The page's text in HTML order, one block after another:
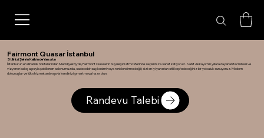
Fairmont Quasar İstanbul
Stilinizi Şehrin Kalbinde Yansıtın
İstanbul’un en dinamik noktalarından Mecidiyeköy’de, Fairmont Quasar’ın büyüleyici atmosferinde saçlarınıza sanat katıyoruz. Sabit Akkaya’nın yıllara dayanan tecrübesi ve
vizyoner bakış açısıyla şekillenen salonumuzda, sadece bir saç kesimi veya renklendirme değil; sizi en iyi yansıtan stili keşfedeceğiniz bir yolculuk sunuyoruz. Modern
dokunuşlar ve lüks hizmet anlayışıyla kendinizi şımartmaya hazır olun.
Randevu Talebi